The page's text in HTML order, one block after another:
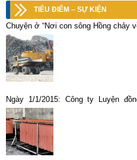
TIÊU ĐIỂM – SỰ KIỆN
Chuyện ở “Nơi con sông Hồng chảy
Ngày 1/1/2015: Công ty Luyện
thương phẩm